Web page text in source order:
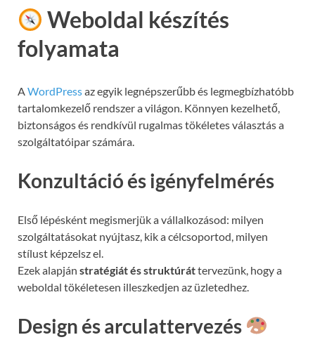
Weboldal készítés
folyamata
AWordPressaz egyik legnépszerűbb és legmegbízhatóbb
tartalomkezelő rendszer a világon. Könnyen kezelhető,
biztonságos és rendkívül rugalmas tökéletes választás a
szolgáltatóipar számára.
Konzultáció és igényfelmérés
Első lépésként megismerjük a vállalkozásod: milyen
szolgáltatásokat nyújtasz, kik a célcsoportod, milyen
stílust képzelsz el.
Ezek alapján stratégiát és struktúráttervezünk, hogy a
weboldal tökéletesen illeszkedjen az üzletedhez.
Design és arculattervezés